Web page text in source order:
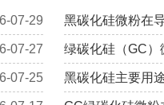
07-29 黑碳化硅微粉在
07-27 绿碳化硅（GC
07-25 黑碳化硅主要用